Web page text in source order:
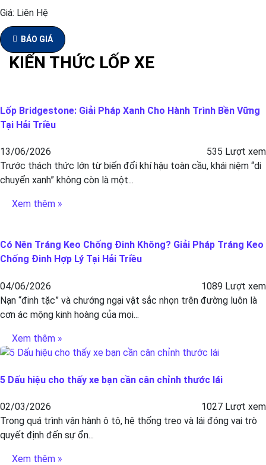
Giá: Liên Hệ
BÁO GIÁ
KIẾN THỨC LỐP XE
Lốp Bridgestone: Giải Pháp Xanh Cho Hành Trình Bền Vững
Tại Hải Triều
13/06/2026
535 Lượt xem
Trước thách thức lớn từ biến đổi khí hậu toàn cầu, khái niệm “di
chuyển xanh” không còn là một...
Xem thêm »
Có Nên Tráng Keo Chống Đinh Không? Giải Pháp Tráng Keo
Chống Đinh Hợp Lý Tại Hải Triều
04/06/2026
1089 Lượt xem
Nạn “đinh tặc” và chướng ngại vật sắc nhọn trên đường luôn là
cơn ác mộng kinh hoàng của mọi...
Xem thêm »
5 Dấu hiệu cho thấy xe bạn cần cân chỉnh thước lái
02/03/2026
1027 Lượt xem
Trong quá trình vận hành ô tô, hệ thống treo và lái đóng vai trò
quyết định đến sự ổn...
Xem thêm »